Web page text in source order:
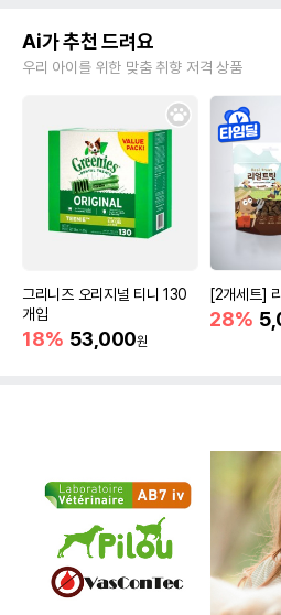
Ai가 추천 드려요
우리 아이를 위한 맞춤 취향 저격 상품
그리니즈 오리지널 티니 130
개입
18% 53,000원
[2개세트]
28%